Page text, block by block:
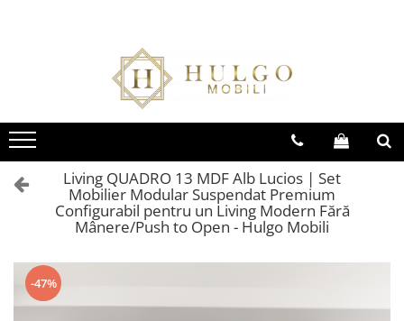
Bucatarie EVORA
Seturi Bucatarie Evora
Corpuri Evora
Bucatarie BLANCA
Seturi Bucatarie Blanca
Corpuri Blanca
Living QUADRO
Colectia QUADRO
Seturi Living QUADRO
Corpuri QUADRO
Seturi Baie Eos
Corpuri Baie Eos
Living QUADRO 13 MDF Alb Lucios | Set
Mobilier Modular Suspendat Premium
Configurabil pentru un Living Modern Fără
Mânere/Push to Open - Hulgo Mobili
-47%